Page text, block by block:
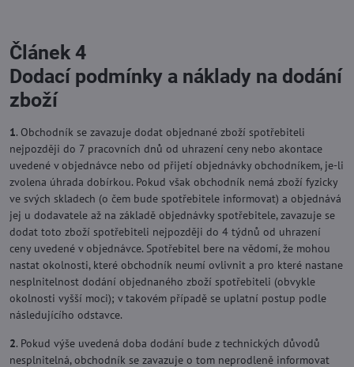
Článek 4
Dodací podmínky a náklady na dodání
zboží
1. Obchodník se zavazuje dodat objednané zboží spotřebiteli
nejpozději do 7 pracovních dnů od uhrazení ceny nebo akontace
uvedené v objednávce nebo od přijetí objednávky obchodníkem, je-li
zvolena úhrada dobírkou. Pokud však obchodník nemá zboží fyzicky
ve svých skladech (o čem bude spotřebitele informovat) a objednává
jej u dodavatele až na základě objednávky spotřebitele, zavazuje se
dodat toto zboží spotřebiteli nejpozději do 4 týdnů od uhrazení
ceny uvedené v objednávce. Spotřebitel bere na vědomí, že mohou
nastat okolnosti, které obchodník neumí ovlivnit a pro které nastane
nesplnitelnost dodání objednaného zboží spotřebiteli (obvykle
okolnosti vyšší moci); v takovém případě se uplatní postup podle
následujícího odstavce.
2. Pokud výše uvedená doba dodání bude z technických důvodů
nesplnitelná, obchodník se zavazuje o tom neprodleně informovat